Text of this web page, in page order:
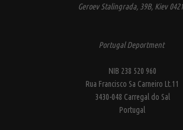
Geroev Stalingrada, 39B, Kiev
Portugal Deportment
NIB 238 520 960
Rua Francisco Sa Carneiro Lt.11
3430-048 Carregal do Sal
Portugal